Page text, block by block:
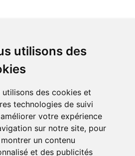
utilisons des
utilisons des cookies et
technologies de suivi
votre expérience
sur notre site, pour
un contenu
et des publicités
chercher votre commande à Amiens
(Fachon) ou recevez-là rapidement
réseaux sociaux